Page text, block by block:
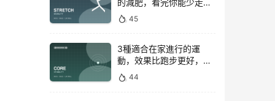
的減肥，看完你能少走彎
路 45
3種適合在家進行的運
動，效果比跑步更好，是
公認的脂肪殺手！
44